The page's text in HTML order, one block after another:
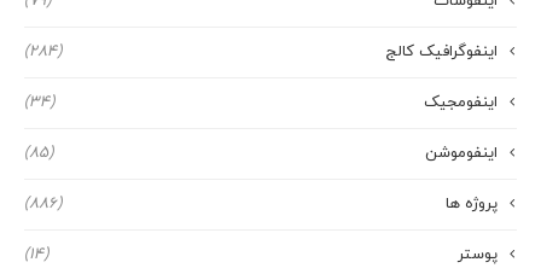
اینفوگرافیک کالج (284)
اینفومجیک (34)
اینفوموشن (85)
پروژه ها (886)
پوستر (14)